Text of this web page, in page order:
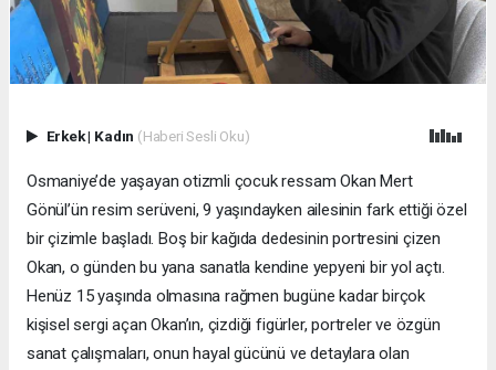
Erkek| Kadın (Haberi Sesli Oku)
Osmaniye’de yaşayan otizmli çocuk ressam Okan Mert
Gönül’ün resim serüveni, 9 yaşındayken ailesinin fark ettiği özel
bir çizimle başladı. Boş bir kağıda dedesinin portresini çizen
Okan, o günden bu yana sanatla kendine yepyeni bir yol açtı.
Henüz 15 yaşında olmasına rağmen bugüne kadar birçok
kişisel sergi açan Okan’ın, çizdiği figürler, portreler ve özgün
sanat çalışmaları, onun hayal gücünü ve detaylara olan